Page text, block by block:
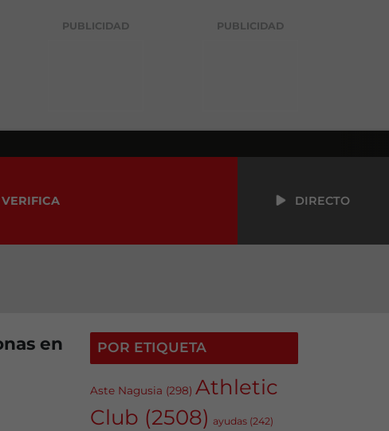
PUBLICIDAD PUBLICIDAD
VERIFICA DIRECTO
en
POR ETIQUETA
Aste Nagusia (298) Athletic
Club (2508) ayudas (242)